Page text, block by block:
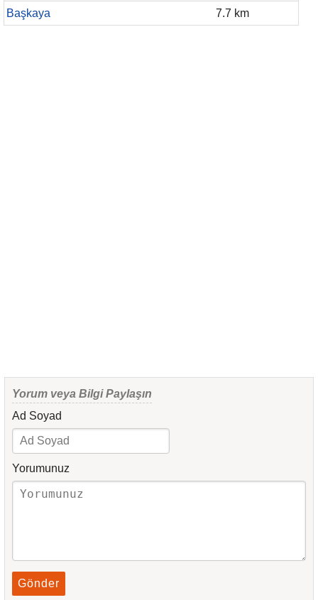
Başkaya
7.7 km
Yorum veya Bilgi Paylaşın
Ad Soyad
Yorumunuz
Gönder